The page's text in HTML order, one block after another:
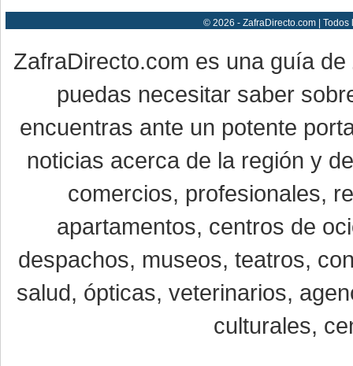
© 2026 - ZafraDirecto.com |
ZafraDirecto.com es una guía de
puedas necesitar saber
encuentras ante un potente
noticias acerca de la región y
comercios, profesionales,
apartamentos, centros de
despachos, museos, teatros,
salud, ópticas, veterinarios,
culturales,